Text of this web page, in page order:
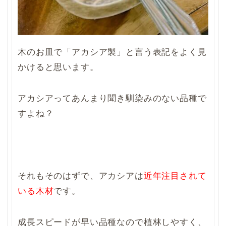
木のお皿で「アカシア製」と言う表記をよく見
かけると思います。
アカシアってあんまり聞き馴染みのない品種で
すよね？
それもそのはずで、アカシアは近年注目されて
いる木材です。
成長スピードが早い品種なので植林しやすく、